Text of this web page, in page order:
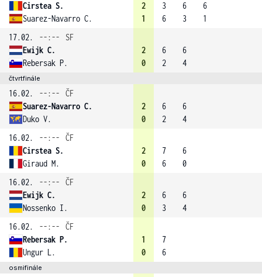
Cirstea S.
Suarez-Navarro C.
2
1
3
6
6
3
6
1
17.02.
--:--
SF
Ewijk C.
Rebersak P.
2
0
6
2
6
4
čtvrtfinále
16.02. --:--
ČF
Suarez-Navarro C.
Duko V.
2
0
6
2
6
4
16.02.
--:--
ČF
Cirstea S.
Giraud M.
2
0
7
6
6
0
16.02.
--:--
ČF
Ewijk C.
Nossenko I.
2
0
6
3
6
4
16.02.
--:--
ČF
Rebersak P.
Ungur L.
1
0
7
6
osmifinále